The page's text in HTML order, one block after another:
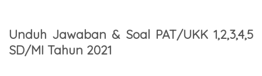
Unduh Jawaban & Soal PAT/UKK 1,2,3,4,5
SD/MI Tahun 2021